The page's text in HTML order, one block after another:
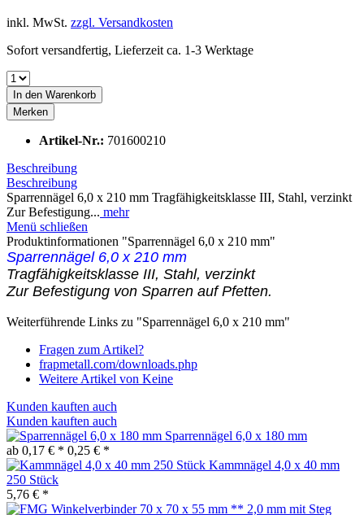
inkl. MwSt. zzgl. Versandkosten
Sofort versandfertig, Lieferzeit ca. 1-3 Werktage
In den Warenkorb
Merken
Artikel-Nr.: 701600210
Beschreibung
Beschreibung
Sparrennägel 6,0 x 210 mm Tragfähigkeitsklasse III, Stahl, verzinkt
Zur Befestigung... mehr
Menü schließen
Produktinformationen "Sparrennägel 6,0 x 210 mm"
Sparrennägel 6,0 x 210 mm
Tragfähigkeitsklasse III, Stahl, verzinkt
Zur Befestigung von Sparren auf Pfetten.
Weiterführende Links zu "Sparrennägel 6,0 x 210 mm"
Fragen zum Artikel?
frapmetall.com/downloads.php
Weitere Artikel von Keine
Kunden kauften auch
Kunden kauften auch
Sparrennägel 6,0 x 180 mm
ab 0,17 € * 0,25 € *
Kammnägel 4,0 x 40 mm
250 Stück
5,76 € *